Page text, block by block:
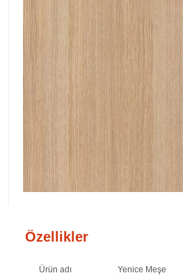
Özellikler
Ürün adı Yenice Meşe